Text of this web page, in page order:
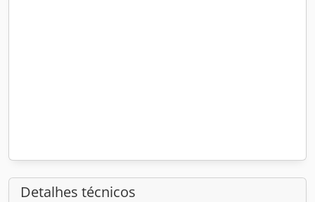
Detalhes técnicos